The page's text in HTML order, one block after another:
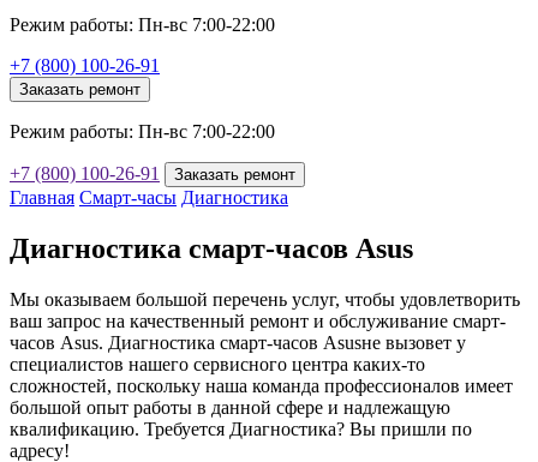
Режим работы: Пн-вс 7:00-22:00
+7 (800) 100-26-91
Заказать ремонт
Режим работы: Пн-вс 7:00-22:00
+7 (800) 100-26-91 Заказать ремонт
Главная Смарт-часы Диагностика
Диагностика смарт-часов Asus
Мы оказываем большой перечень услуг, чтобы удовлетворить
ваш запрос на качественный ремонт и обслуживание смарт-
часов Asus. Диагностика смарт-часов Asusне вызовет у
специалистов нашего сервисного центра каких-то
сложностей, поскольку наша команда профессионалов имеет
большой опыт работы в данной сфере и надлежащую
квалификацию. Требуется Диагностика? Вы пришли по
адресу!